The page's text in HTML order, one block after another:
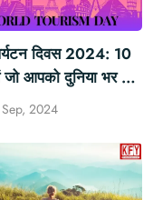
दिवस 2024: 10
जो आपको दुनिया भर की
ले जाएंगी
#Journey
2024